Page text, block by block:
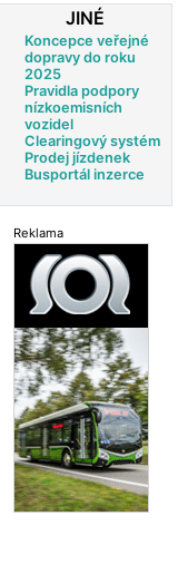
JINÉ
Koncepce veřejné
dopravy do roku
2025
Pravidla podpory
nízkoemisních
vozidel
Clearingový systém
Prodej jízdenek
Busportál inzerce
Reklama